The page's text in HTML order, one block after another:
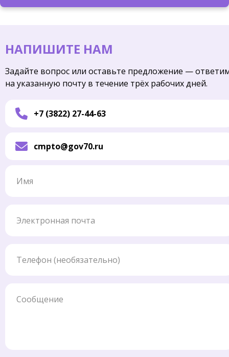
НАПИШИТЕ НАМ
Задайте вопрос или оставьте предложение —
на указанную почту в течение трёх рабочих дней.
+7 (3822) 27-44-63
cmpto@gov70.ru